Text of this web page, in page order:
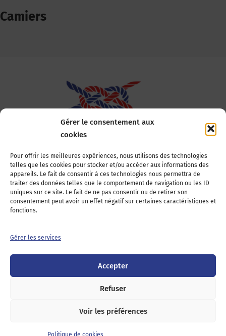
Gérer le consentement aux
cookies
Pour offrir les meilleures expériences, nous utilisons des technologies
telles que les cookies pour stocker et/ou accéder aux informations des
appareils. Le fait de consentir à ces technologies nous permettra de
traiter des données telles que le comportement de navigation ou les ID
uniques sur ce site. Le fait de ne pas consentir ou de retirer son
consentement peut avoir un effet négatif sur certaines caractéristiques et
fonctions.
Gérer les services
Accepter
Refuser
Voir les préférences
Politique de cookies
Camiers
Association Nationale des Elus des Littoraux
22, boulevard de la Tour-Maubourg
75007 Paris
Tél : 01 44 11 11 70
E-mail : anel-secretariat@anel.asso.fr
Devenez adhérents
Twitter
Politique de cookies